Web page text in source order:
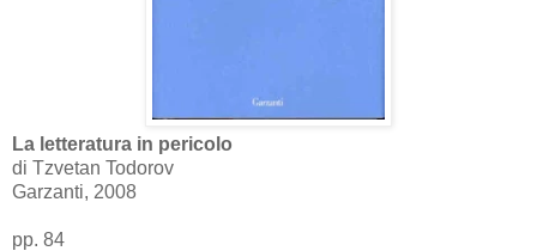
La letteratura in pericolo
di Tzvetan Todorov
Garzanti, 2008
pp. 84